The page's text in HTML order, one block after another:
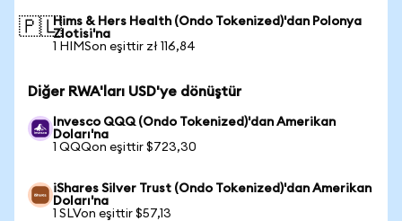
🇵🇱Hims & Hers Health (Ondo Tokenized)'dan Polonya
Zlotisi'na
1 HIMSon eşittir zł 116,84
Diğer RWA'ları USD'ye dönüştür
Invesco QQQ (Ondo Tokenized)'dan Amerikan
Doları'na
1 QQQon eşittir $723,30
iShares Silver Trust (Ondo Tokenized)'dan Amerikan
Doları'na
1 SLVon eşittir $57,13